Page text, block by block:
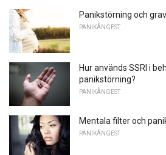
Panikstörning och
PANIKÅNGEST
Hur används SSRI i
panikstörning?
PANIKÅNGEST
Mentala filter och
PANIKÅNGEST